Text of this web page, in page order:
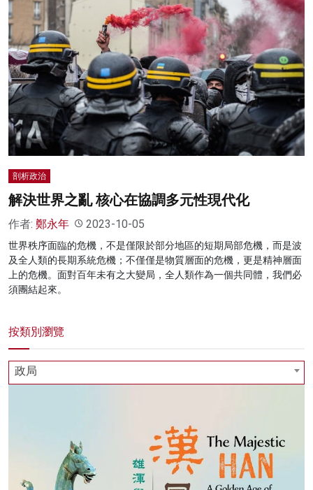
商業
科技
影片
名家榜
灼見活動
剖析政治
解決世界之亂 核心在協調多元性現代化
作者: 鄭永年 2023-10-05
世界秩序面臨的危機，不是僅限於部分地區的短期局部危機，而是波
及全人類的長期系統危機；不僅僅是物質層面的危機，更是精神層面
上的危機。面對百年未有之大變局，全人類作為一個共同體，我們必
須團結起來。
按類別瀏覽
政局